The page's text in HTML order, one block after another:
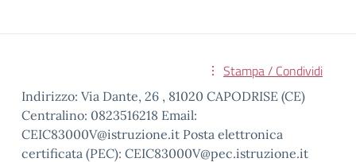
Stampa / Condividi
Indirizzo: Via Dante, 26 , 81020 CAPODRISE (CE)
Centralino: 0823516218 Email:
CEIC83000V@istruzione.it Posta elettronica
certificata (PEC): CEIC83000V@pec.istruzione.it